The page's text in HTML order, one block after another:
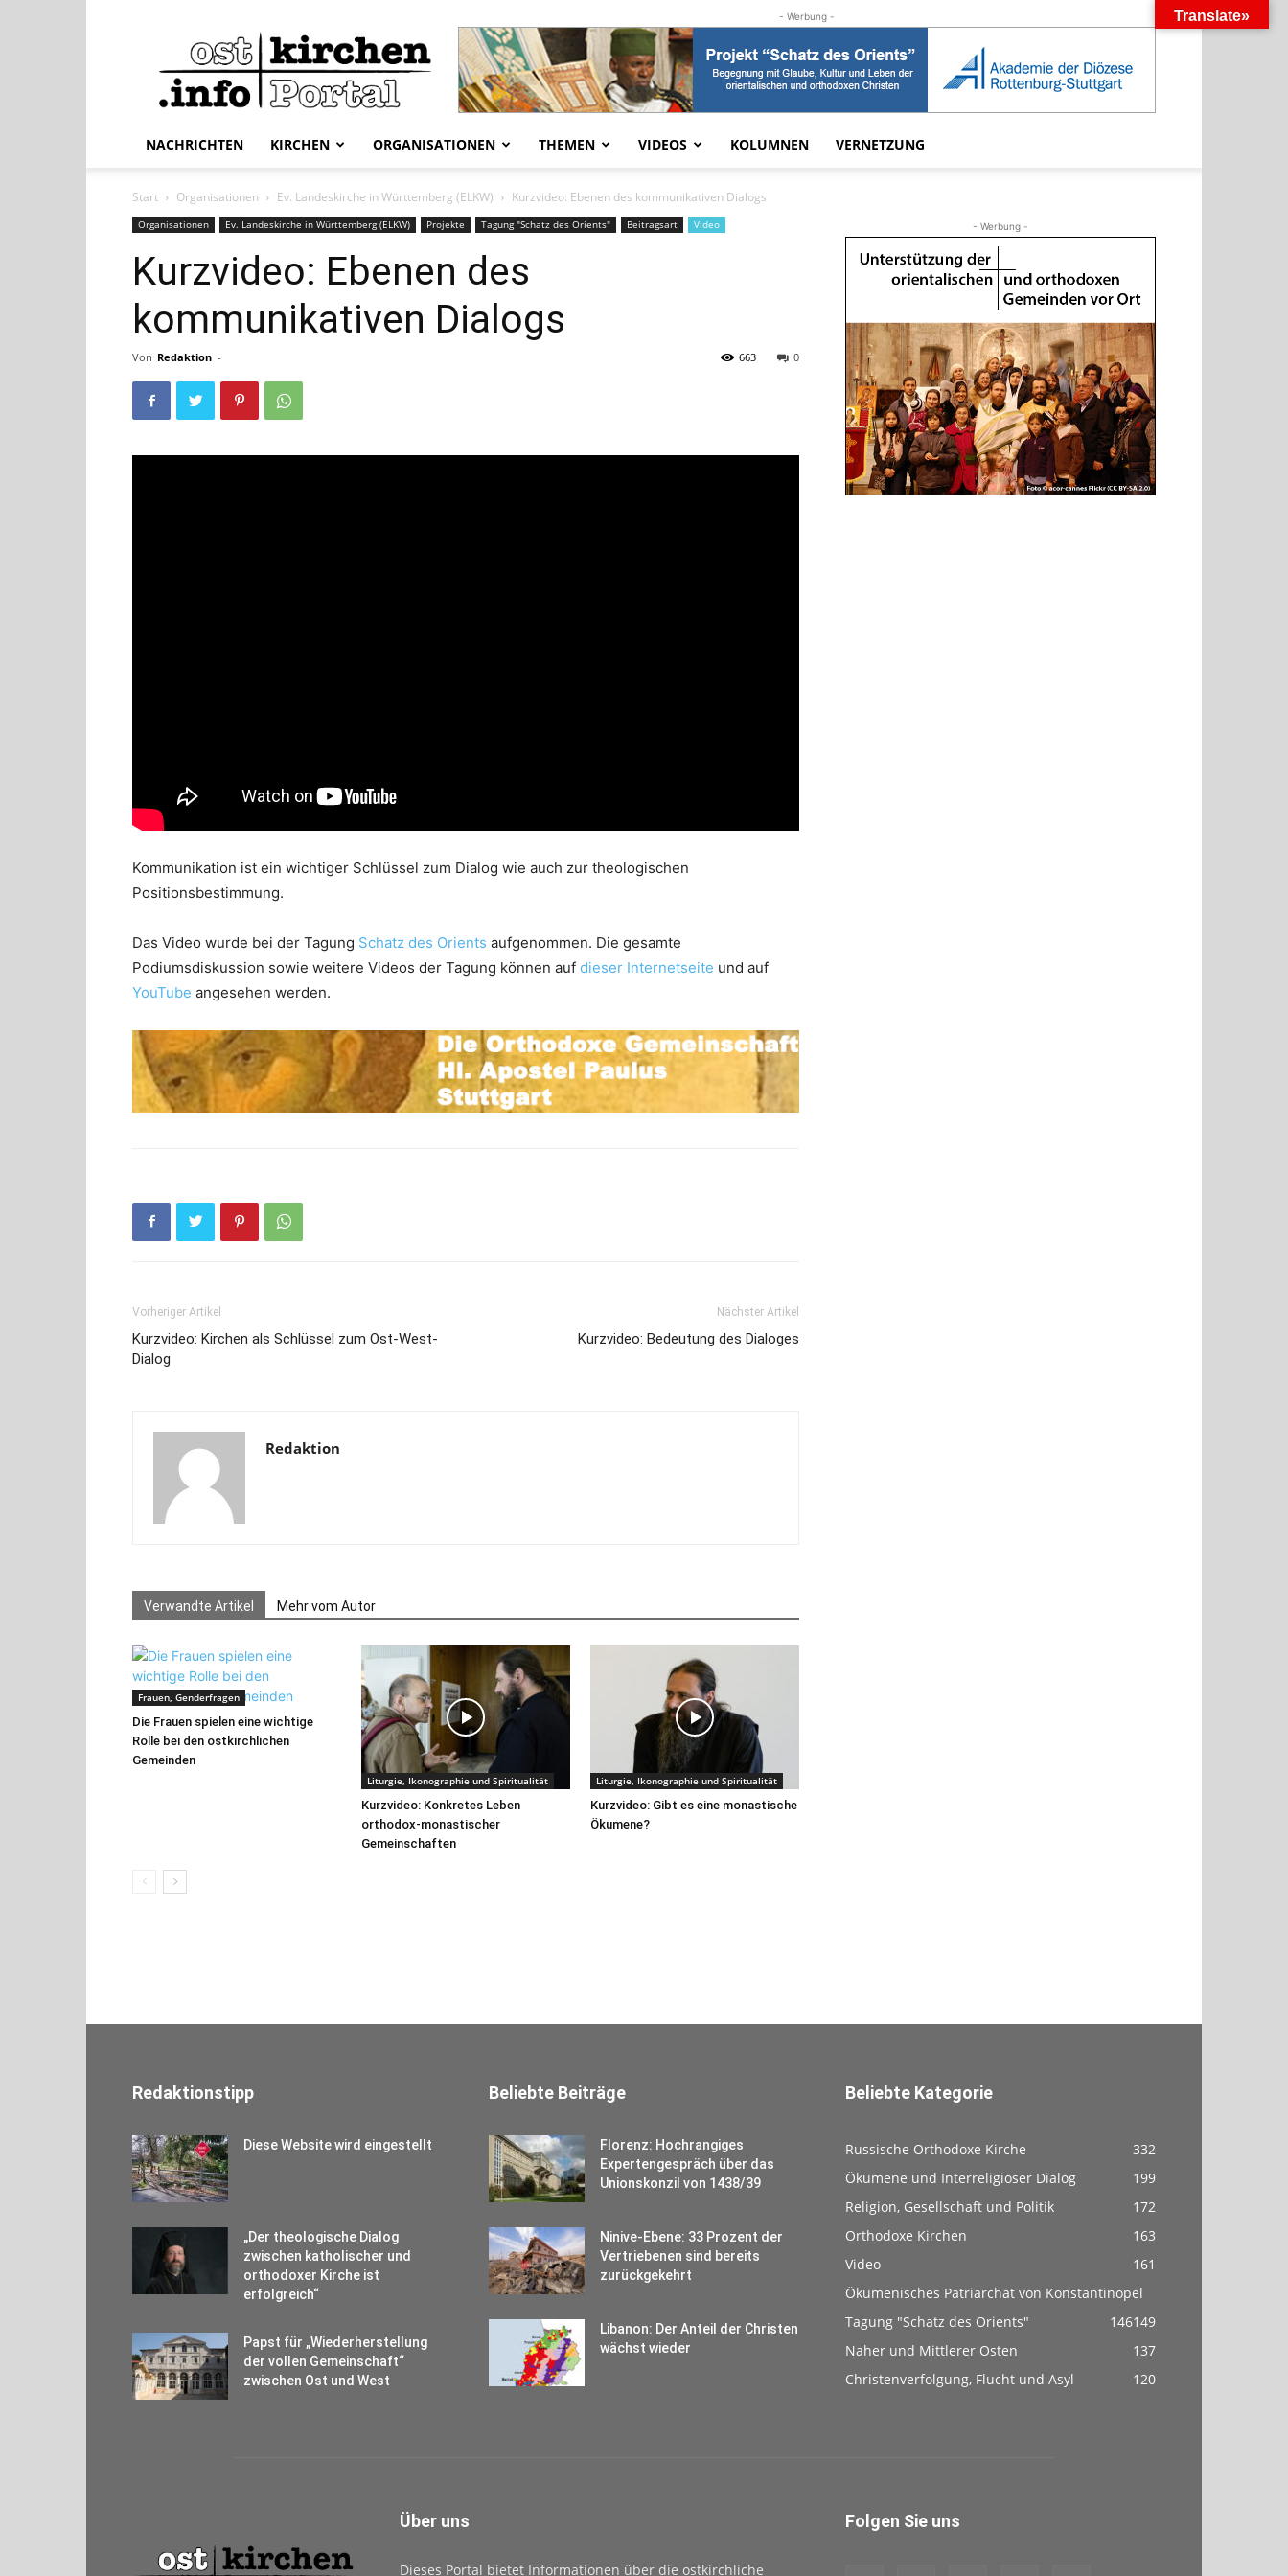
ostkirchen.info
- Werbung -
NACHRICHTEN KIRCHEN ORGANISATIONEN THEMEN VIDEOS KOLUMNEN VERNETZUNG
Start Organisationen Ev. Landeskirche in Württemberg (ELKW) Kurzvideo: Ebenen des kommunikativen Dialogs
Organisationen Ev. Landeskirche in Württemberg (ELKW) Projekte Tagung "Schatz des Orients" Beitragsart Video
Kurzvideo: Ebenen des
kommunikativen Dialogs
Von Redaktion - 0
663
Kommunikation ist ein wichtiger Schlüssel zum Dialog wie auch zur theologischen
Positionsbestimmung.
Das Video wurde bei der Tagung Schatz des Orients aufgenommen. Die gesamte
Podiumsdiskussion sowie weitere Videos der Tagung können auf dieser Internetseite und auf
YouTube angesehen werden.
Vorheriger Artikel
Kurzvideo: Kirchen als Schlüssel zum Ost-West-
Dialog
Nächster Artikel
Kurzvideo: Bedeutung des Dialoges
Redaktion
Verwandte Artikel Mehr vom Autor
Frauen, Genderfragen
Die Frauen spielen eine wichtige
Rolle bei den ostkirchlichen
Gemeinden
Liturgie, Ikonographie und Spiritualität
Kurzvideo: Konkretes Leben
orthodox-monastischer
Gemeinschaften
Liturgie, Ikonographie und Spiritualität
Kurzvideo: Gibt es eine monastische
Ökumene?
- Werbung -
Redaktionstipp
Diese Website wird eingestellt
„Der theologische Dialog
zwischen katholischer und
orthodoxer Kirche ist
erfolgreich“
Papst für „Wiederherstellung
der vollen Gemeinschaft“
zwischen Ost und West
Beliebte Beiträge
Florenz: Hochrangiges
Expertengespräch über das
Unionskonzil von 1438/39
Ninive-Ebene: 33 Prozent der
Vertriebenen sind bereits
zurückgekehrt
Libanon: Der Anteil der Christen
wächst wieder
Beliebte Kategorie
Russische Orthodoxe Kirche
332
Ökumene und Interreligiöser Dialog
199
Religion, Gesellschaft und Politik
172
Orthodoxe Kirchen
163
Video
161
Ökumenisches Patriarchat von Konstantinopel
149
Tagung "Schatz des Orients"
146
Naher und Mittlerer Osten
137
Christenverfolgung, Flucht und Asyl
120
Über uns
Dieses Portal bietet Informationen über die ostkirchliche
Folgen Sie uns
Translate»